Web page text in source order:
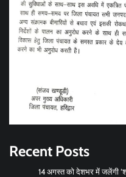
Recent Posts
14 अगस्त को देशभर में जलेंगी